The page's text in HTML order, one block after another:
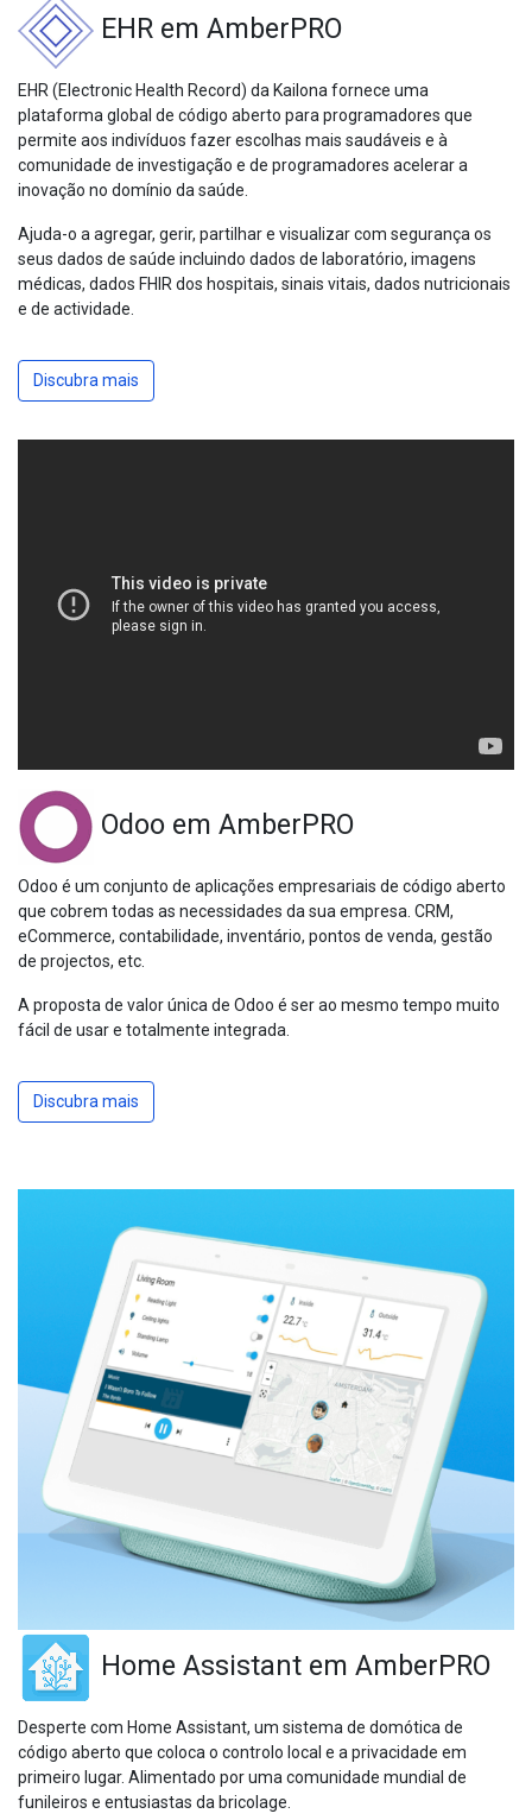
EHR em AmberPRO
EHR (Electronic Health Record) da Kailona fornece uma
plataforma global de código aberto para programadores que
permite aos indivíduos fazer escolhas mais saudáveis e à
comunidade de investigação e de programadores acelerar a
inovação no domínio da saúde.
Ajuda-o a agregar, gerir, partilhar e visualizar com segurança os
seus dados de saúde incluindo dados de laboratório, imagens
médicas, dados FHIR dos hospitais, sinais vitais, dados nutricionais
e de actividade.
Discubra mais
Odoo em AmberPRO
Odoo é um conjunto de aplicações empresariais de código aberto
que cobrem todas as necessidades da sua empresa. CRM,
eCommerce, contabilidade, inventário, pontos de venda, gestão
de projectos, etc.
A proposta de valor única de Odoo é ser ao mesmo tempo muito
fácil de usar e totalmente integrada.
Discubra mais
Home Assistant em AmberPRO
Desperte com Home Assistant, um sistema de domótica de
código aberto que coloca o controlo local e a privacidade em
primeiro lugar. Alimentado por uma comunidade mundial de
funileiros e entusiastas da bricolage.